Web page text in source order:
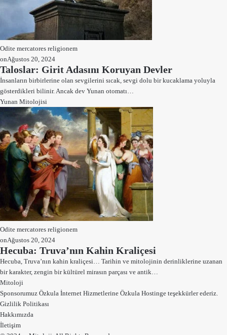
Odite mercatores religionem
onAğustos 20, 2024
Taloslar: Girit Adasını Koruyan Devler
İnsanların birbirlerine olan sevgilerini sıcak, sevgi dolu bir kucaklama yoluyla
gösterdikleri bilinir. Ancak dev Yunan otomatı…
Yunan Mitolojisi
Odite mercatores religionem
onAğustos 20, 2024
Hecuba: Truva’nın Kahin Kraliçesi
Hecuba, Truva’nın kahin kraliçesi… Tarihin ve mitolojinin derinliklerine uzanan
bir karakter, zengin bir kültürel mirasın parçası ve antik…
Mitoloji
Sponsorumuz Özkula İnternet Hizmetlerine Özkula Hostinge teşekkürler ederiz.
Gizlilik Politikası
Hakkımızda
İletişim